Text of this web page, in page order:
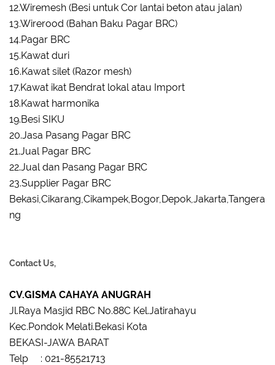
12.Wiremesh (Besi untuk Cor lantai beton atau jalan)
13.Wirerood (Bahan Baku Pagar BRC)
14.Pagar BRC
15.Kawat duri
16.Kawat silet (Razor mesh)
17.Kawat ikat Bendrat lokal atau Import
18.Kawat harmonika
19.Besi SIKU
20.Jasa Pasang Pagar BRC
21.Jual Pagar BRC
22.Jual dan Pasang Pagar BRC
23.Supplier Pagar BRC
Bekasi,Cikarang,Cikampek,Bogor,Depok,Jakarta,Tangera
ng
Contact Us,
CV.GISMA CAHAYA ANUGRAH
Jl.Raya Masjid RBC No.88C Kel.Jatirahayu
Kec.Pondok Melati.Bekasi Kota
BEKASI-JAWA BARAT
Telp : 021-85521713